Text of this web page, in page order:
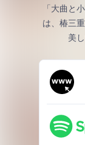
「大曲と
は、椿三
美